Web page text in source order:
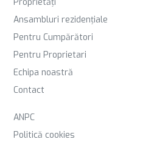
Ansambluri rezidențiale
Pentru Cumpărători
Pentru Proprietari
Echipa noastră
Contact
ANPC
Politică cookies